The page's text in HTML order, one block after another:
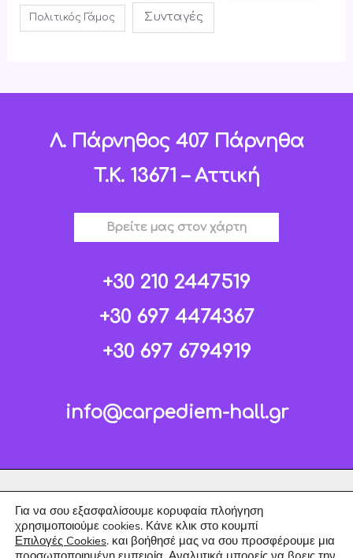
Πολιτικός Γάμος Συνταγές
Λ. Πάρνηθος 407 Πάρνηθα
T.K. 13671 – Αττική
Βρείτε μας στον χάρτη
+30 210 2447519
+30 697 4474367
+30 697 6794919
info@carpediem-hall.gr
Για να σου εξασφαλίσουμε κορυφαία πλοήγηση
χρησιμοποιούμε cookies. Κάνε κλικ στο κουμπί
Επιλογές Cookies. και βοήθησέ μας να σου προσφέρουμε μια